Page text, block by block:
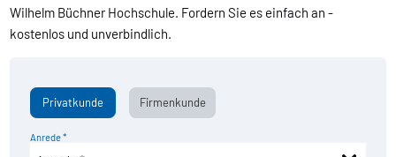
Wilhelm Büchner Hochschule. Fordern Sie es einfach an -
kostenlos und unverbindlich.
Privatkunde Firmenkunde
Anrede *